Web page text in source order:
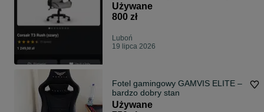
Używane
800 zł
Luboń
19 lipca 2026
Fotel gamingowy GAMVIS ELITE –
bardzo dobry stan
Używane